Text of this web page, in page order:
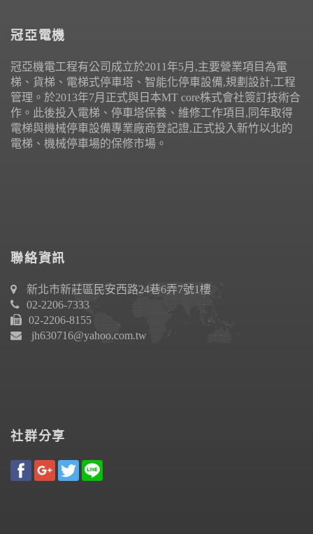
冠亞電機
冠亞機電工程有公司成立於2011年5月,主要營業項目為電
梯、貨梯、電梯式停車塔、智能化停車設備,規劃設計,工程
管理。於2013年7月正式與日本MT core株式會社簽訂技術合
作。此後投入電梯、停車塔保養、維修工作項目,同年取得
電梯與機械停車設備專業廠商登記證,正式投入新竹以北的
電梯、機械停車場的保修市場。
聯絡資訊
新北市新莊區民安西路24巷6弄7號1樓
02-2206-7333
02-2206-8155
jh630716@yahoo.com.tw
社群分享